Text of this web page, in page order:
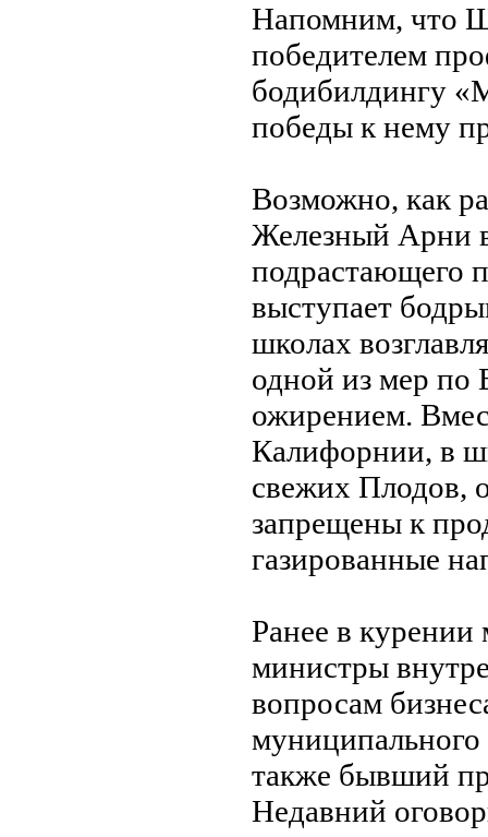
Напомним, что
победителем
бодибилдингу
победы к нему
Возможно, как
Железный Арни
подрастающего
выступает
школах
одной из мер по
ожирением.
Калифорнии, в
свежих Плодов,
запрещены к
газированные
Ранее в курении
министры
вопросам
также бывший
Недавний